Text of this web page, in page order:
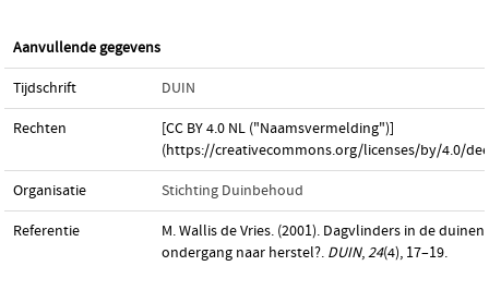
Aanvullende gegevens
Tijdschrift DUIN
Rechten
[CC BY 4.0 NL ("Naamsvermelding")]
(https://creativecommons.org/licenses/by/4.0/
Organisatie Stichting Duinbehoud
Referentie
M. Wallis de Vries. (2001). Dagvlinders in de
ondergang naar herstel?. DUIN,24(4), 17–19.